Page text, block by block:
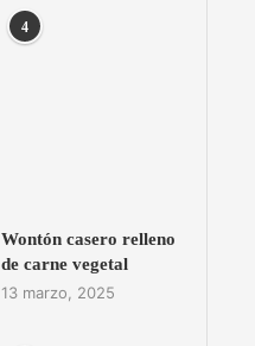
4
Wontón casero relleno
de carne vegetal
13 marzo, 2025